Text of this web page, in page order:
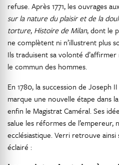
refuse. Après 1771, les ouvrages
sur la nature du plaisir et de la
torture, Histoire de Milan, dont le
ne complètent ni n’illustrent plus
Ils traduisent sa volonté
le commun des hommes.
En 1780, la succession de Joseph
marque une nouvelle étape dans
enfin le Magistrat Caméral. Ses
salue les réformes de l’empereur,
ecclésiastique. Verri retrouve ainsi
éclairé :